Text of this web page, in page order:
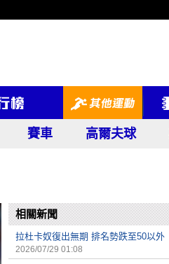
賽車 高爾夫球
相關新聞
拉杜卡奴復出無期 排名勢跌至50以外
2026/07/29 01:08